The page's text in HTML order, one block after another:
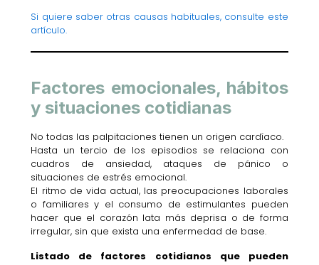
Si quiere saber otras causas habituales, consulte este
artículo.
Factores emocionales, hábitos
y situaciones cotidianas
No todas las palpitaciones tienen un origen cardíaco.
Hasta un tercio de los episodios se relaciona con
cuadros de ansiedad, ataques de pánico o
situaciones de estrés emocional.
El ritmo de vida actual, las preocupaciones laborales
o familiares y el consumo de estimulantes pueden
hacer que el corazón lata más deprisa o de forma
irregular, sin que exista una enfermedad de base.
Listado de factores cotidianos que pueden